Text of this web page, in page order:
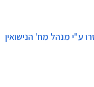
ע"י מנהל מח' הנישואין